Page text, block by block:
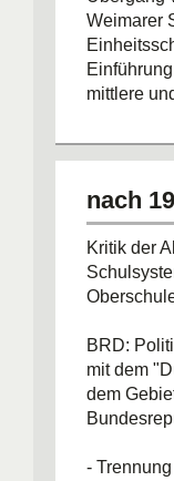
Weimarer
mittlere
nach
Kritik der
BRD:
mit dem
dem
-